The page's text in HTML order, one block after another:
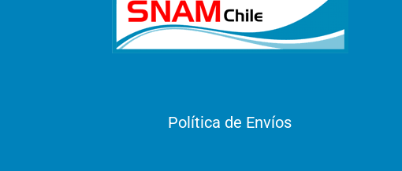
Política de Envíos